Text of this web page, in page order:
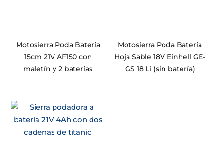
Motosierra Poda Batería
15cm 21V AF150 con
maletín y 2 baterías
Motosierra Poda Batería
Hoja Sable 18V Einhell GE-
GS 18 Li (sin batería)